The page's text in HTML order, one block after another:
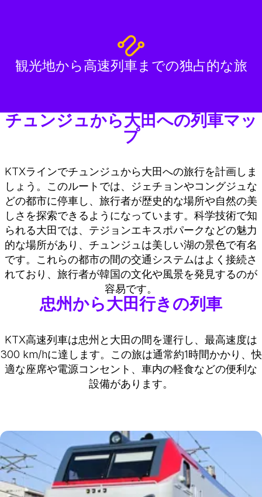
観光地から高速列車までの独占的な旅
チュンジュから大田への列車マッ
プ
KTXラインでチュンジュから大田への旅行を計画しま
しょう。このルートでは、ジェチョンやコングジュな
どの都市に停車し、旅行者が歴史的な場所や自然の美
しさを探索できるようになっています。科学技術で知
られる大田では、テジョンエキスポパークなどの魅力
的な場所があり、チュンジュは美しい湖の景色で有名
です。これらの都市の間の交通システムはよく接続さ
れており、旅行者が韓国の文化や風景を発見するのが
容易です。
忠州から大田行きの列車
KTX高速列車は忠州と大田の間を運行し、最高速度は
300 km/hに達します。この旅は通常約1時間かかり、快
適な座席や電源コンセント、車内の軽食などの便利な
設備があります。